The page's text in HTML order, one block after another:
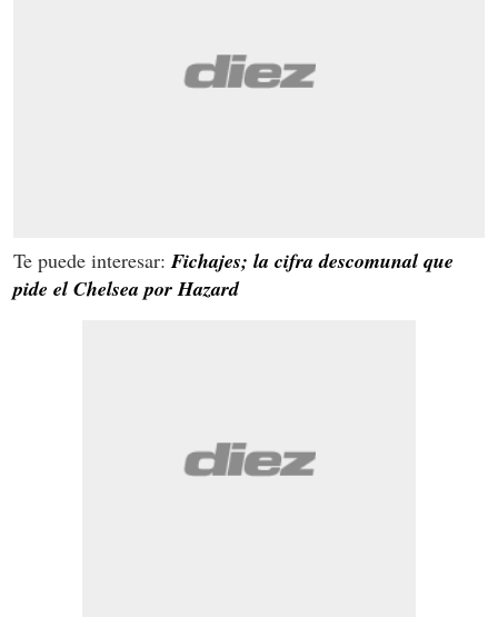
Te puede interesar: Fichajes; la cifra descomunal que
pide el Chelsea por Hazard